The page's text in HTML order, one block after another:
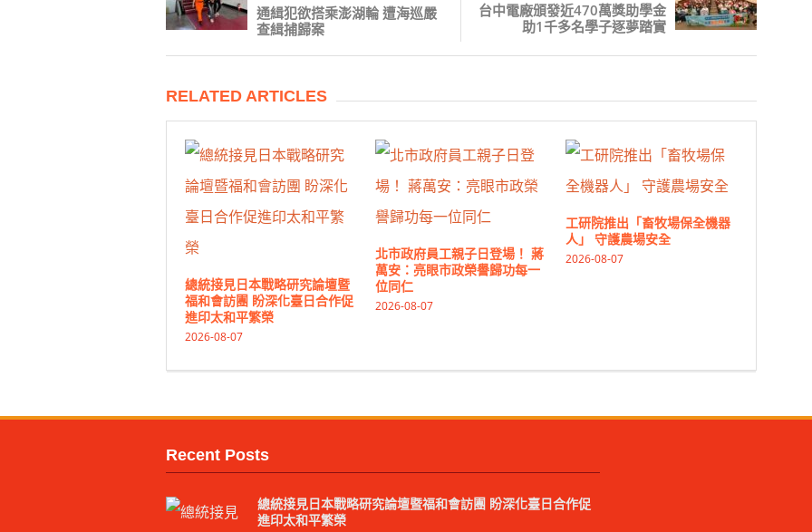
通緝犯欲搭乘澎湖輪 遭海巡嚴
查緝捕歸案
台中電廠頒發近470萬獎助學金
助1千多名學子逐夢踏實
RELATED ARTICLES
總統接見日本戰略研究論壇暨
福和會訪團 盼深化臺日合作促
進印太和平繁榮
2026-08-07
北市政府員工親子日登場！ 蔣
萬安：亮眼市政榮譽歸功每一
位同仁
2026-08-07
工研院推出「畜牧場保全機器
人」 守護農場安全
2026-08-07
Recent Posts
總統接見日本戰略研究論壇暨福和會訪團 盼深化臺日合作促
進印太和平繁榮